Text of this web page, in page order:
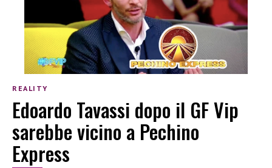
REALITY
Edoardo Tavassi dopo il GF Vip
sarebbe vicino a Pechino
Express